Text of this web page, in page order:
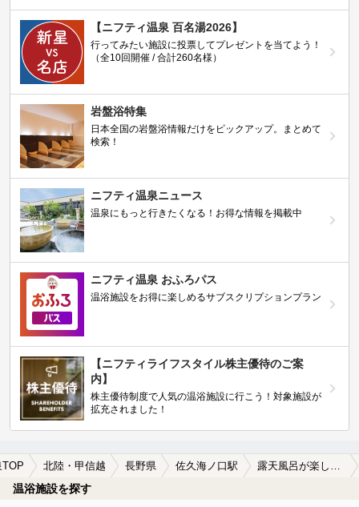
【ニフティ温泉 百名湯2026】
行ってみたい施設に投票してプレゼントを当てよう！
（全10回開催 / 合計260名様）
岩盤浴特集
日本全国の岩盤浴情報だけをピックアップ。まとめて
検索！
ニフティ温泉ニュース
温泉にもっと行きたくなる！お得な情報を掲載中
ニフティ温泉 おふろパス
温浴施設をお得に楽しめるサブスクリプションプラン
【ニフティライフスタイル株主優待のご案
内】
株主優待制度で人気の温浴施設に行こう！対象施設が
拡充されました！
TOP 北陸・甲信越 長野県 佐久海ノ口駅
温浴施設を探す